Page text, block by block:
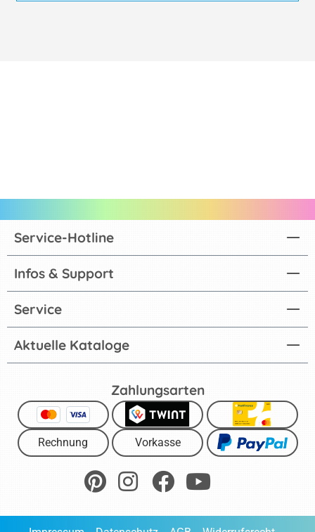
Aktuelle Kataloge
Service-Hotline
Infos & Support
Service
Zahlungsarten
Rechnung Vorkasse